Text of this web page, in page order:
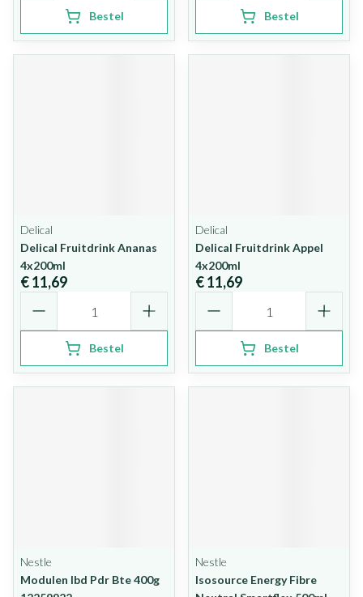
Bestel Bestel
Delical
Delical Fruitdrink Ananas
4x200ml
€ 11,69
Bestel
Delical
Delical Fruitdrink Appel
4x200ml
€ 11,69
Bestel
Nestle
Modulen Ibd Pdr Bte 400g
Nestle
Isosource Energy Fibre